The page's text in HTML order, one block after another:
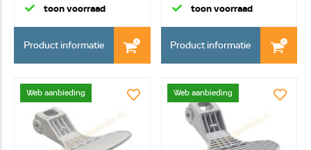
toon voorraad
Product informatie
toon voorraad
Product informatie
Web aanbieding Web aanbieding